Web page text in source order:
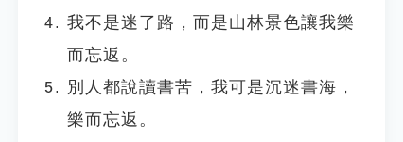
我不是迷了路，而是山林景色讓我樂
而忘返。
別人都說讀書苦，我可是沉迷書海，
樂而忘返。